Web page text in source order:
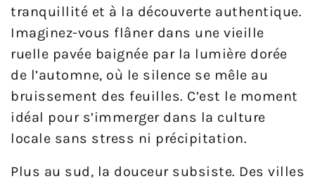
tranquillité et à la découverte authentique.
Imaginez-vous flâner dans une vieille
ruelle pavée baignée par la lumière dorée
de l’automne, où le silence se mêle au
bruissement des feuilles. C’est le moment
idéal pour s’immerger dans la culture
locale sans stress ni précipitation.
Plus au sud, la douceur subsiste. Des villes